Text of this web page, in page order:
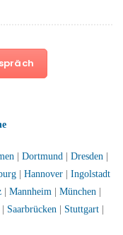
| Dortmund| Dresden|
Hannover
Ingolstadt
Mannheim München
Saarbrücken Stuttgart